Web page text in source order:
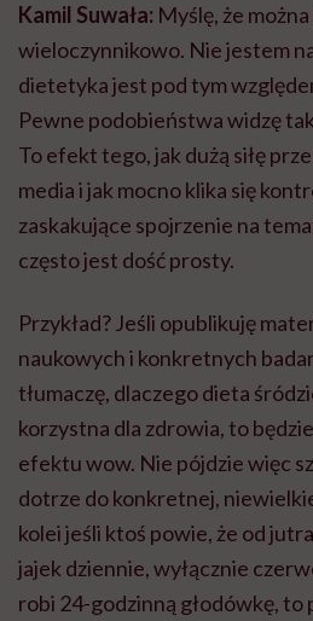
Kamil Suwała: Myślę, że
wieloczynnikowo. Nie jestem
dietetyka jest pod tym
Pewne podobieństwa widzę
To efekt tego, jak dużą siłę
media i jak mocno klika się
zaskakujące spojrzenie na
często jest dość prosty.
Przykład? Jeśli opublikuję
naukowych i konkretnych
tłumaczę, dlaczego dieta
korzystna dla zdrowia, to
efektu wow. Nie pójdzie więc
dotrze do konkretnej,
kolei jeśli ktoś powie, że od
jajek dziennie, wyłącznie
robi 24-godzinną głodówkę, to